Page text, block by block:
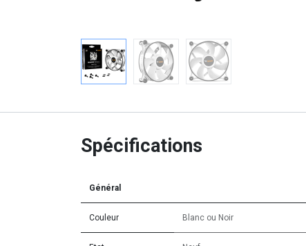
Spécifications
Général
Couleur Blanc ou Noir